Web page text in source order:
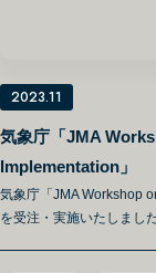
2023.11
気象庁「JMA
Implementation」
気象庁「JMA Workshop
を受注・実施いたしました